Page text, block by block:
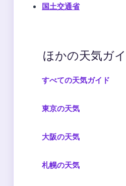
国土交通省
ほかの天気ガ
すべての天気ガイド
東京の天気
大阪の天気
札幌の天気